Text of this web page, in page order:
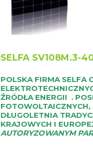
SELFA SV108M.3-
POLSKA FIRMA SELFA
ŹRÓDŁA ENERGII .
DŁUGOLETNIA
KRAJOWYCH I
AUTORYZOWANYM